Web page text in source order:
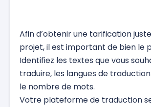
Afin d’obtenir une tarification
projet, il est important de bien le
Identifiez les textes que vous
traduire, les langues de
le nombre de mots.
Votre plateforme de traduction